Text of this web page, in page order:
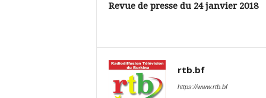
Revue de presse du 24 janvier 2018
rtb.bf
https://www.rtb.bf